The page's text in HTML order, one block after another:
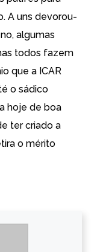
A uns devorou-
algumas
todos fazem
que a ICAR
o sádico
hoje de boa
ter criado a
o mérito